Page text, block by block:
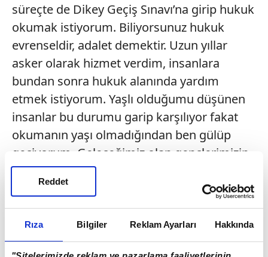
Rıza Bilgiler Reklam Ayarları Hakkında
Reddet
süreçte de Dikey Geçiş Sınavı’na girip hukuk
okumak istiyorum. Biliyorsunuz hukuk
evrenseldir, adalet demektir. Uzun yıllar
asker olarak hizmet verdim, insanlara
bundan sonra hukuk alanında yardım
etmek istiyorum. Yaşlı olduğumu düşünen
insanlar bu durumu garip karşılıyor fakat
okumanın yaşı olmadığından ben gülüp
geçiyorum. Geleceğimiz olan gençlerimizin
hayatın her alanında kendilerini
geliştirmelerini diliyorum. Temennim ilkeli
ve disiplinli bir şekilde gençlerin bayrağı
bizden devralarak bizleri
gururlandırmasıdır” diye konuştu.